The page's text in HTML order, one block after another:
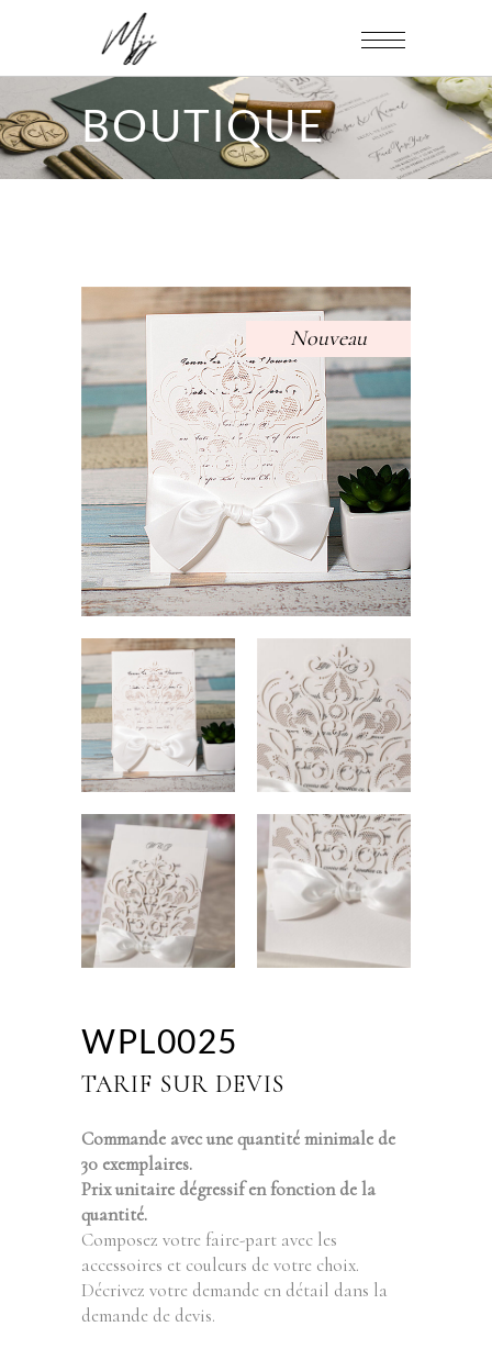
BOUTIQUE
Nouveau
WPL0025
TARIF SUR DEVIS
Commande avec une quantité minimale de
30 exemplaires.
Prix unitaire dégressif en fonction de la
quantité.
Composez votre faire-part avec les
accessoires et couleurs de votre choix.
Décrivez votre demande en détail dans la
demande de devis.